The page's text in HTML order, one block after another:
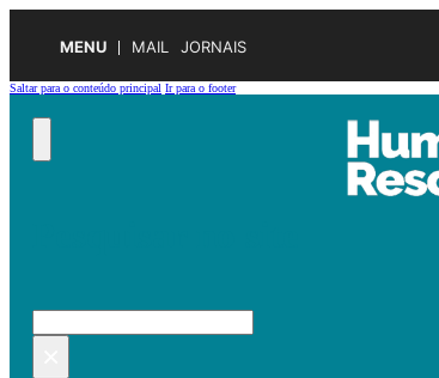
MENU MAIL JORNAIS
Saltar para o conteúdo principal Ir para o footer
Pesquisar